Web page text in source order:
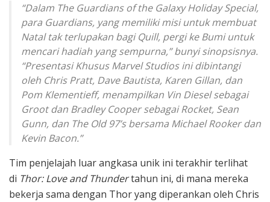
“Dalam The Guardians of the Galaxy Holiday Special,
para Guardians, yang memiliki misi untuk membuat
Natal tak terlupakan bagi Quill, pergi ke Bumi untuk
mencari hadiah yang sempurna,” bunyi sinopsisnya.
“Presentasi Khusus Marvel Studios ini dibintangi
oleh Chris Pratt, Dave Bautista, Karen Gillan, dan
Pom Klementieff, menampilkan Vin Diesel sebagai
Groot dan Bradley Cooper sebagai Rocket, Sean
Gunn, dan The Old 97’s bersama Michael Rooker dan
Kevin Bacon.”
Tim penjelajah luar angkasa unik ini terakhir terlihat
di Thor: Love and Thundertahun ini, di mana mereka
bekerja sama dengan Thor yang diperankan oleh Chris